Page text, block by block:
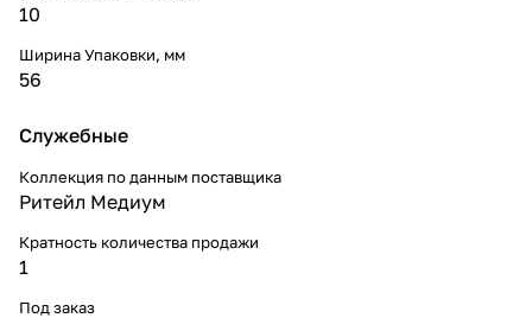
10
Ширина Упаковки, мм
56
Служебные
Коллекция по данным поставщика
Ритейл Медиум
Кратность количества продажи
1
Под заказ